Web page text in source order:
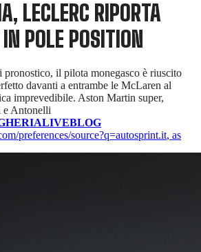
LECLERC RIPORTA
POLE POSITION
il pilota monegasco è riuscito
davanti a entrambe le McLaren al
imprevedibile. Aston Martin super,
Antonelli
LIVEBLOG
preferences/source?q=autosprint.it, as